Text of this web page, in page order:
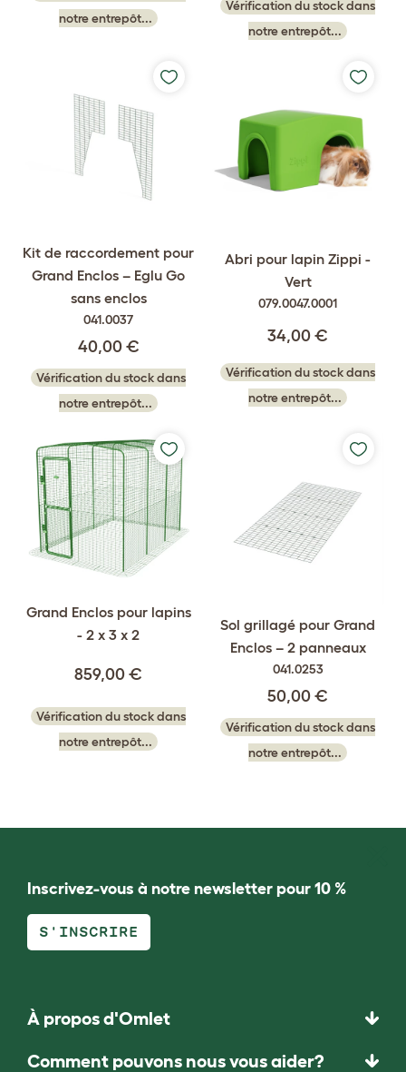
notre entrepôt...
Vérification du stock dans
notre entrepôt...
Kit de raccordement pour
Grand Enclos – Eglu Go
sans enclos
041.0037
40,00 €
Vérification du stock dans
notre entrepôt...
Abri pour lapin Zippi -
Vert
079.0047.0001
34,00 €
Vérification du stock dans
notre entrepôt...
Grand Enclos pour lapins
- 2 x 3 x 2
859,00 €
Vérification du stock dans
notre entrepôt...
Sol grillagé pour Grand
Enclos – 2 panneaux
041.0253
50,00 €
Vérification du stock dans
notre entrepôt...
Inscrivez-vous à notre newsletter pour 10 %
S'INSCRIRE
À propos d'Omlet
Comment pouvons nous vous aider?